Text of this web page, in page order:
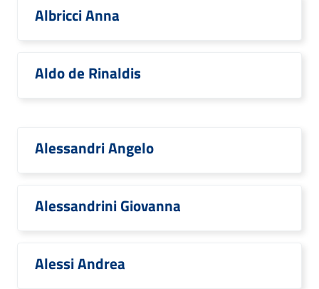
Albricci Anna
Aldo de Rinaldis
Alessandri Angelo
Alessandrini Giovanna
Alessi Andrea